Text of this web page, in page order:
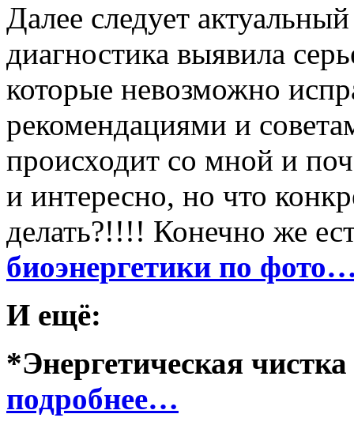
Далее следует
диагностика выявила
которые невозможно
рекомендациями и
происходит со мной и
и интересно, но что
делать?!!!! Конечно же
биоэнергетики по
И ещё:
*Энергетическая
подробнее…